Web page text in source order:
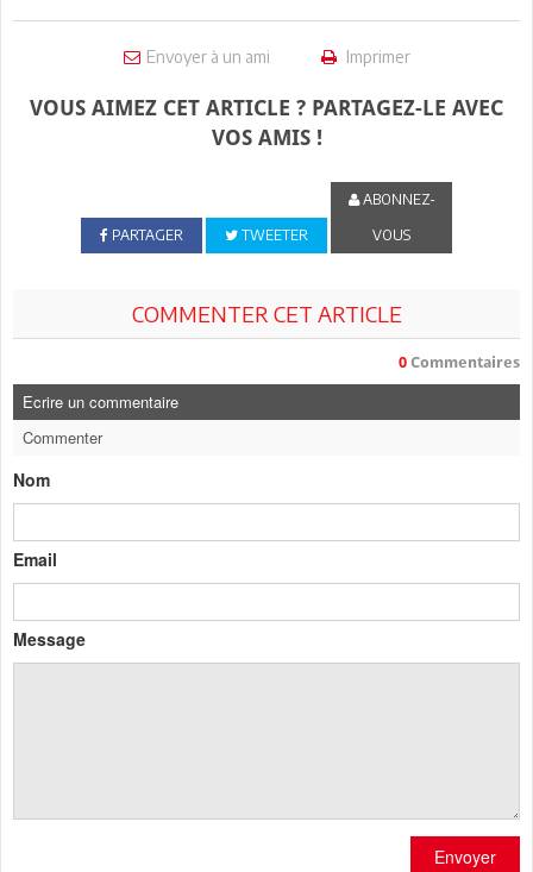
Envoyer à un ami Imprimer
VOUS AIMEZ CET ARTICLE ? PARTAGEZ-LE AVEC
VOS AMIS !
PARTAGER TWEETER
ABONNEZ-
VOUS
COMMENTER CET ARTICLE
0 Commentaires
Ecrire un commentaire
Commenter
Nom
Email
Message
Envoyer